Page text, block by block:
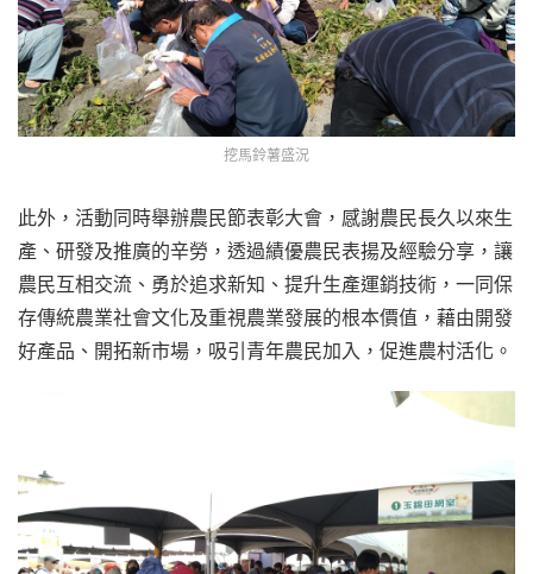
挖馬鈴薯盛況
此外，活動同時舉辦農民節表彰大會，感謝農民長久以來生
產、研發及推廣的辛勞，透過績優農民表揚及經驗分享，讓
農民互相交流、勇於追求新知、提升生產運銷技術，一同保
存傳統農業社會文化及重視農業發展的根本價值，藉由開發
好產品、開拓新市場，吸引青年農民加入，促進農村活化。